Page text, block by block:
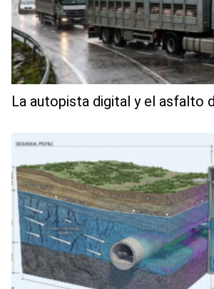
La autopista digital y el asfalto